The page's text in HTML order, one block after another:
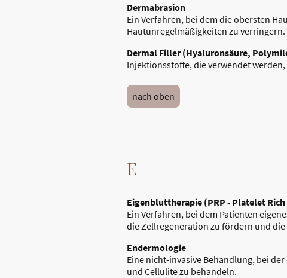
Dermabrasion
Ein Verfahren, bei dem die obersten
Hautunregelmäßigkeiten zu verringern.
Dermal Filler (Hyaluronsäure,
Injektionsstoffe, die verwendet
nach oben
E
Eigenbluttherapie (PRP - Platelet
Ein Verfahren, bei dem Patienten
die Zellregeneration zu fördern und die
Endermologie
Eine nicht-invasive Behandlung, bei
und Cellulite zu behandeln.